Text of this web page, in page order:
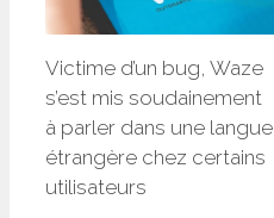
Victime d’un bug, Waze
s’est mis soudainement
à parler dans une langue
étrangère chez certains
utilisateurs